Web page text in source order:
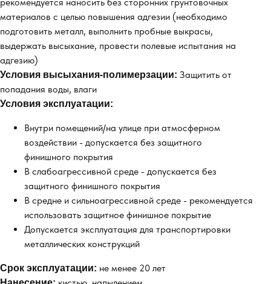
материалов с целью повышения адгезии (необходимо
подготовить металл, выполнить пробные выкрасы,
выдержать высыхание, провести полевые испытания на
адгезию)
Условия высыхания-полимерзации: Защитить от
попадания воды, влаги
Условия эксплуатации:
Внутри помещений/на улице при атмосферном
воздействии - допускается без защитного
финишного покрытия
В слабоагрессивной среде - допускается без
защитного финишного покрытия
В средне и сильноагрессивной среде - рекомендуется
использовать защитное финишное покрытие
Допускается эксплуатация для транспортировки
металлических конструкций
Срок эксплуатации: не менее 20 лет